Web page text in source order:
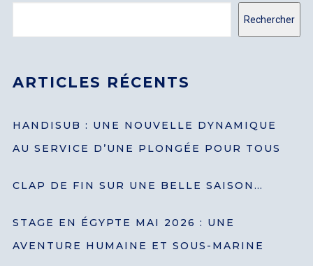
Rechercher
ARTICLES RÉCENTS
HANDISUB : UNE NOUVELLE DYNAMIQUE
AU SERVICE D’UNE PLONGÉE POUR TOUS
CLAP DE FIN SUR UNE BELLE SAISON…
STAGE EN ÉGYPTE MAI 2026 : UNE
AVENTURE HUMAINE ET SOUS-MARINE